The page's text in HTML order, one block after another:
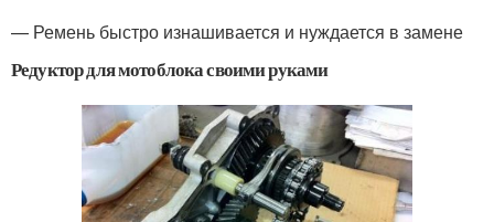
— Ремень быстро изнашивается и нуждается в замене
Редуктор для мотоблока своими руками